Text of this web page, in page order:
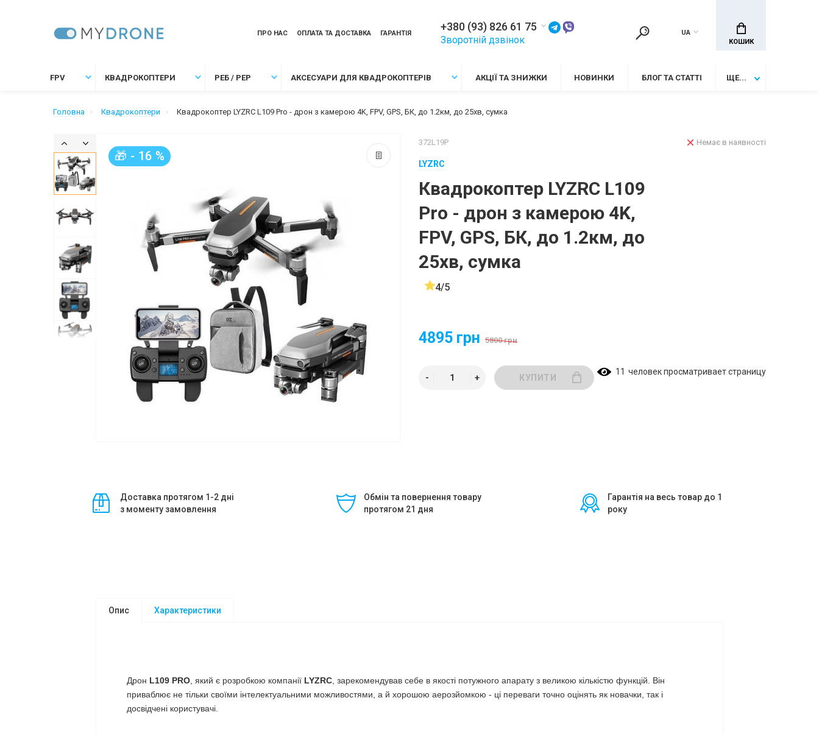
ПРО НАС ОПЛАТА ТА ДОСТАВКА ГАРАНТІЯ
+380 (93) 826 61 75
Зворотній дзвінок
UA
КОШИК
FPV КВАДРОКОПТЕРИ РЕБ / РЕР АКСЕСУАРИ ДЛЯ КВАДРОКОПТЕРІВ АКЦІЇ ТА ЗНИЖКИ НОВИНКИ БЛОГ ТА СТАТТІ ЩЕ...
Головна Квадрокоптери Квадрокоптер LYZRC L109 Pro - дрон з камерою 4K, FPV, GPS, БК, до 1.2км, до 25хв, сумка
🎁 - 16 %
372L19P
LYZRC
Квадрокоптер LYZRC L109
Pro - дрон з камерою 4K,
FPV, GPS, БК, до 1.2км, до
25хв, сумка
4/5
Немає в наявності
4895 грн 5800 грн
КУПИТИ
11 человек просматривает страницу
Доставка протягом 1-2 дні
з моменту замовлення
Обмін та повернення товару
протягом 21 дня
Гарантія на весь товар до 1
року
Опис Характеристики
Дрон L109 PRO , який є розробкою компанії LYZRC , зарекомендував себе в якості потужного апарату з великою кількістю функцій. Він
приваблює не тільки своїми інтелектуальними можливостями, а й хорошою аерозйомкою - ці переваги точно оцінять як новачки, так і
досвідчені користувачі.